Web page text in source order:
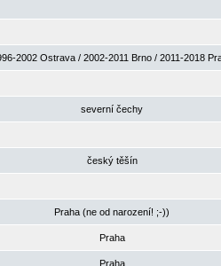
2002 Ostrava / 2002-2011 Brno / 2011-2018
severní čechy
český těšín
Praha (ne od narození! ;-))
Praha
Praha